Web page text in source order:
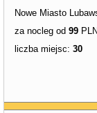
Nowe Miasto
za nocleg od 99 PLN
liczba miejsc: 30